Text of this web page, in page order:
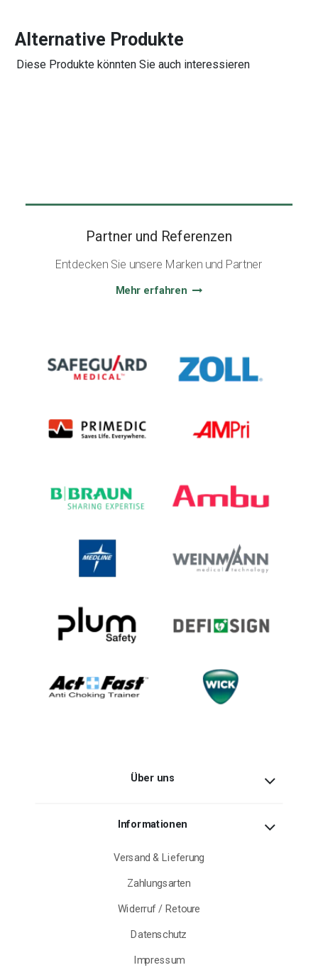
Alternative Produkte
Diese Produkte könnten Sie auch interessieren
Partner und Referenzen
Entdecken Sie unsere Marken und Partner
Mehr erfahren
Über uns
Informationen
Versand & Lieferung
Zahlungsarten
Widerruf / Retoure
Datenschutz
Impressum